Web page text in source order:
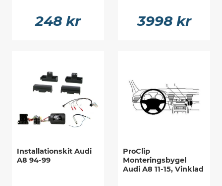
248 kr 3998 kr
Installationskit Audi
A8 94-99
ProClip
Monteringsbygel
Audi A8 11-15, Vinklad